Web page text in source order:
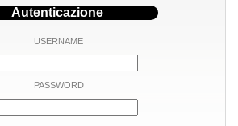
Autenticazione
USERNAME
PASSWORD